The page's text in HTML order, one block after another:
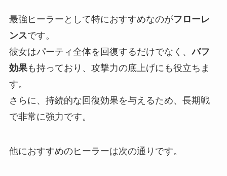
最強ヒーラーとして特におすすめなのがフローレ
ンスです。
彼女はパーティ全体を回復するだけでなく、バフ
効果も持っており、攻撃力の底上げにも役立ちま
す。
さらに、持続的な回復効果を与えるため、長期戦
で非常に強力です。
他におすすめのヒーラーは次の通りです。